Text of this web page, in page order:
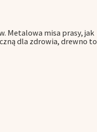
Metalowa misa prasy, jak
dla zdrowia, drewno to